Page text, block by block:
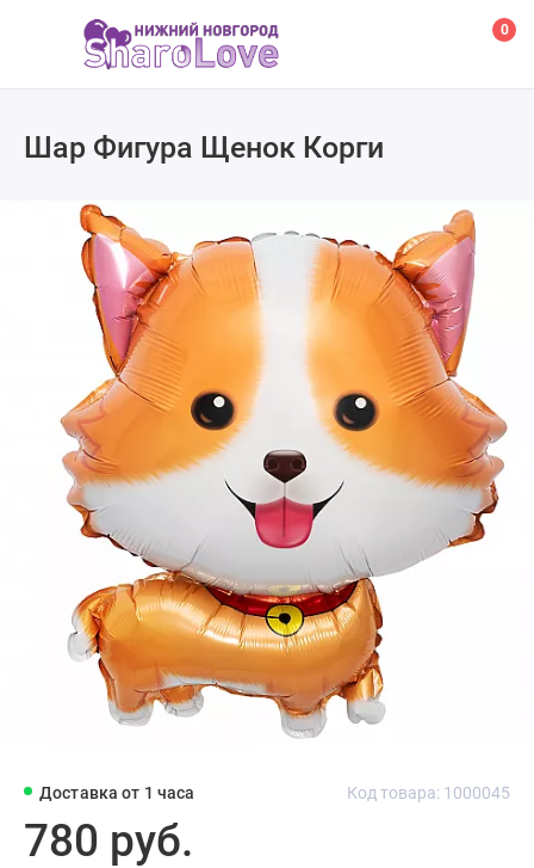
0
Шар Фигура Щенок Корги
Доставка от 1 часа Код товара: 1000045
780 руб.